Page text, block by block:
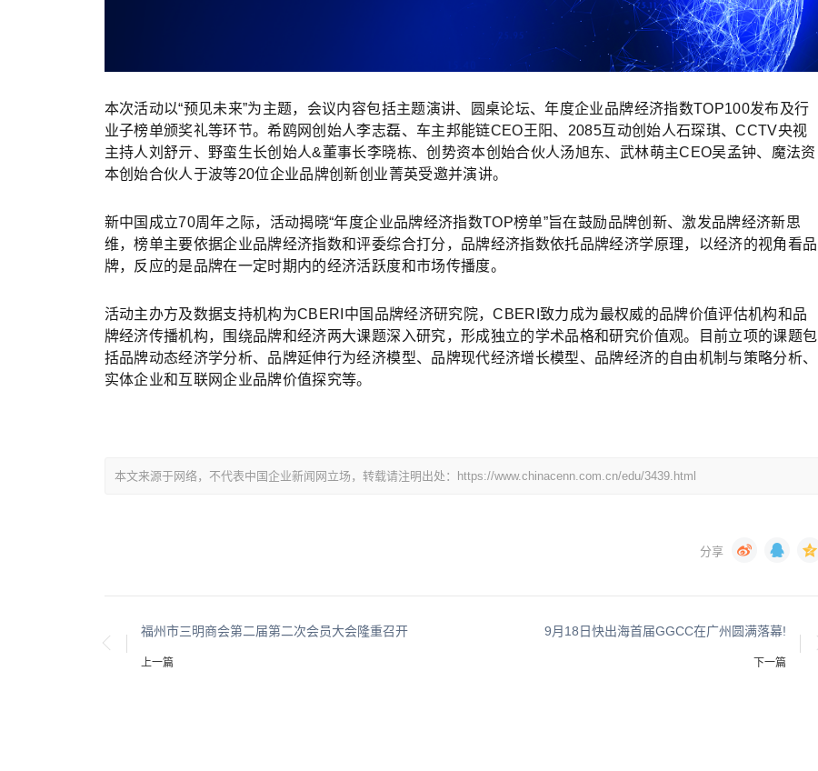
本次活动以“预见未来”为主题，会议内容包括主题演讲、圆桌论坛、年度企业品牌经济指数TOP100发布及行
业子榜单颁奖礼等环节。希鸥网创始人李志磊、车主邦能链CEO王阳、2085互动创始人石琛琪、CCTV央视
主持人刘舒亓、野蛮生长创始人&董事长李晓栋、创势资本创始合伙人汤旭东、武林萌主CEO吴孟钟、魔法资
本创始合伙人于波等20位企业品牌创新创业菁英受邀并演讲。
新中国成立70周年之际，活动揭晓“年度企业品牌经济指数TOP榜单”旨在鼓励品牌创新、激发品牌经济新思
维，榜单主要依据企业品牌经济指数和评委综合打分，品牌经济指数依托品牌经济学原理，以经济的视角看品
牌，反应的是品牌在一定时期内的经济活跃度和市场传播度。
活动主办方及数据支持机构为CBERI中国品牌经济研究院，CBERI致力成为最权威的品牌价值评估机构和品
牌经济传播机构，围绕品牌和经济两大课题深入研究，形成独立的学术品格和研究价值观。目前立项的课题包
括品牌动态经济学分析、品牌延伸行为经济模型、品牌现代经济增长模型、品牌经济的自由机制与策略分析、
实体企业和互联网企业品牌价值探究等。
本文来源于网络，不代表中国企业新闻网立场，转载请注明出处：https://www.chinacenn.com.cn/edu/3439.html
福州市三明商会第二届第二次会员大会隆重召开
上一篇
9月18日快出海首届GGCC在广州圆满落幕!
下一篇